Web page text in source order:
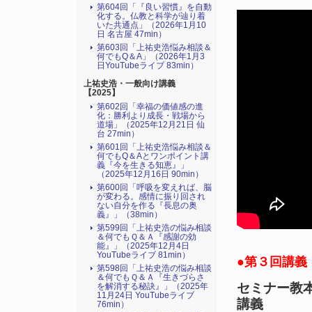
●第３回講義
セミナー教
講義
第604回「『良い習慣』を自動
化する。仏教と科学が辿り着
いた共通点」（2026年1月10
日 名古屋 47min）
第603回「上祐史浩悩み相談＆
何でもQ＆A」（2026年1月3
日YouTubeライブ 83min）
上祐史浩・一般向け講義
【2025】
第602回「幸福の価値感の進
化：勝利より成長・戦場から
道場」（2025年12月21日 仙
台 27min）
第601回「上祐史浩悩み相談＆
何でもQ＆Aとワンポイント講
義『今を生きる知恵』」
（2025年12月16日 90min）
第600回「呼吸を変えれば、脳
が変わる。感情に振り回され
ない自分を作る『長息の奥
義』」（38min）
第599回「上祐史浩の悩み相談
＆何でもＱ＆Ａ『感謝の効
能』」（2025年12月4日
YouTubeライブ 81min）
第598回「上祐史浩の悩み相談
＆何でもＱ＆Ａ『生きづらさ
を解消する秘訣』​」（2025年
11月24日 YouTubeライブ
76min）